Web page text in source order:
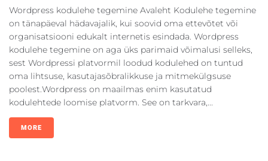
Wordpress kodulehe tegemine Avaleht Kodulehe tegemine
on tänapäeval hädavajalik, kui soovid oma ettevõtet või
organisatsiooni edukalt internetis esindada. Wordpress
kodulehe tegemine on aga üks parimaid võimalusi selleks,
sest Wordpressi platvormil loodud kodulehed on tuntud
oma lihtsuse, kasutajasõbralikkuse ja mitmekülgsuse
poolest.Wordpress on maailmas enim kasutatud
kodulehtede loomise platvorm. See on tarkvara,...
MORE